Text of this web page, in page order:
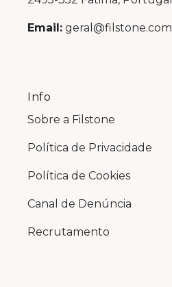
Email: geral@filstone.com
Info
Sobre a Filstone
Política de Privacidade
Política de Cookies
Canal de Denúncia
Recrutamento